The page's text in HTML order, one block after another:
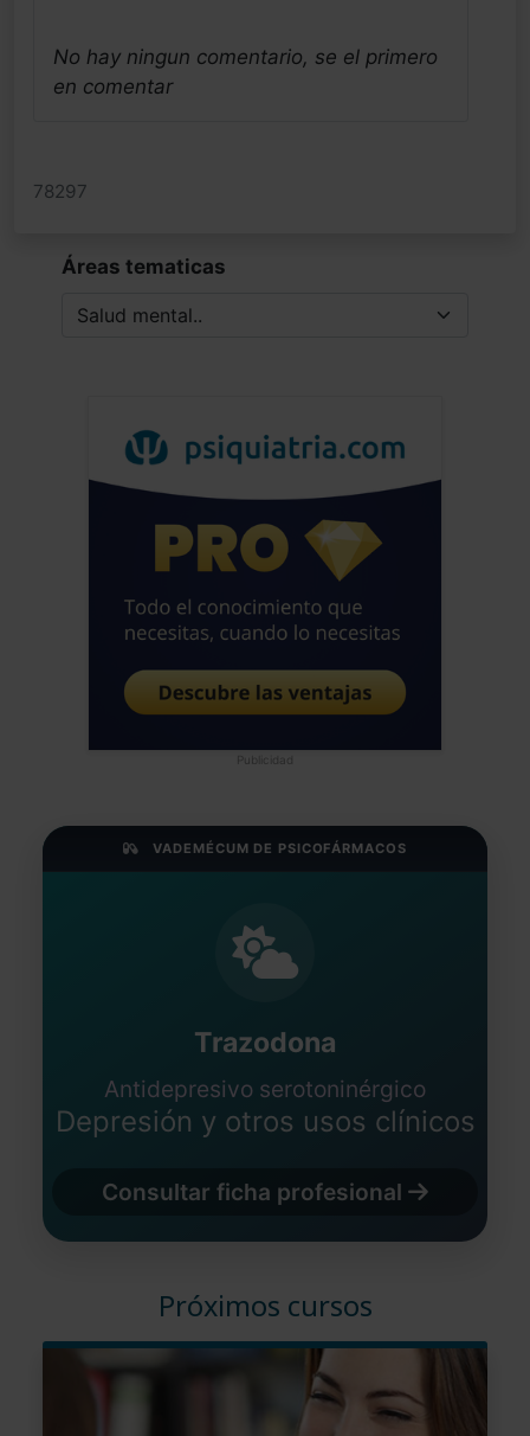
No hay ningun comentario, se el primero
en comentar
78297
Áreas tematicas
Publicidad
VADEMÉCUM DE PSICOFÁRMACOS
Trazodona
Antidepresivo serotoninérgico
Depresión y otros usos clínicos
Consultar ficha profesional
Próximos cursos